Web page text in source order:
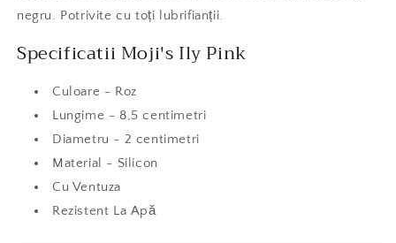
negru. Potrivite cu toți lubrifianții.
Specificatii Moji's Ily Pink
Culoare - Roz
Lungime - 8,5 centimetri
Diametru - 2 centimetri
Material - Silicon
Cu Ventuza
Rezistent La Apă